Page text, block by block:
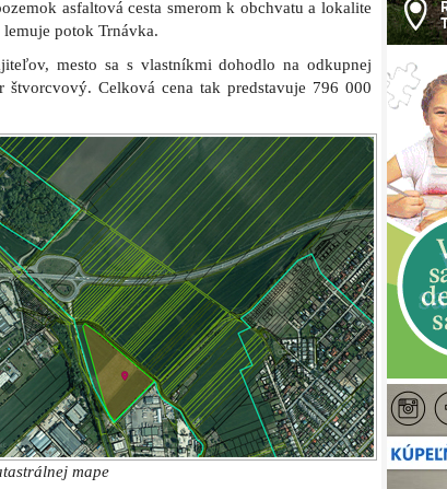
asfaltová cesta smerom k obchvatu a lokalite
potok Trnávka.
mesto sa s vlastníkmi dohodlo na odkupnej
štvorcvový. Celková cena tak predstavuje 796 000
mape